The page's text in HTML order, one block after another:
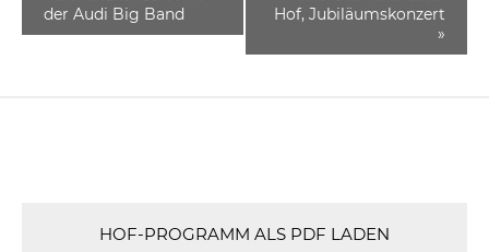
der Audi Big Band
Hof, Jubiläumskonzert
»
HOF-PROGRAMM ALS PDF LADEN